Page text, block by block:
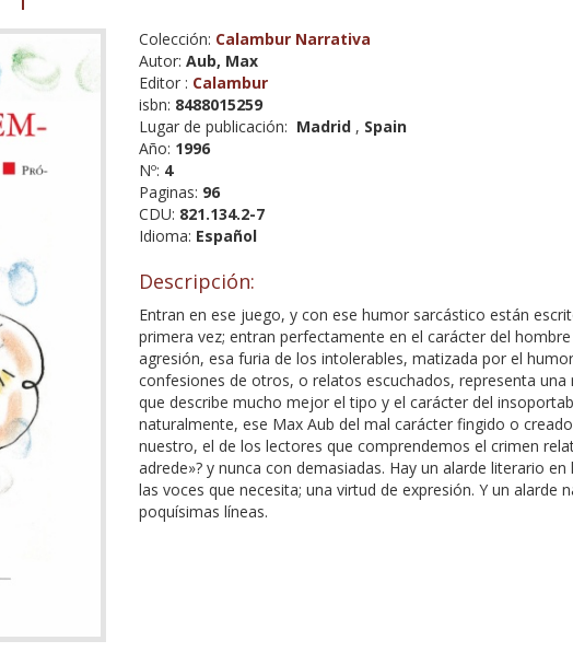
Colección: Calambur Narrativa
Autor: Aub, Max
Editor : Calambur
isbn: 8488015259
Lugar de publicación: Madrid, Spain
Año: 1996
Nº: 4
Paginas: 96
CDU: 821.134.2-7
Idioma: Español
Descripción:
Entran en ese juego, y con ese humor sarcástico están
primera vez; entran perfectamente en el carácter del
agresión, esa furia de los intolerables, matizada por el
confesiones de otros, o relatos escuchados, representa
que describe mucho mejor el tipo y el carácter del
naturalmente, ese Max Aub del mal carácter fingido o
nuestro, el de los lectores que comprendemos el crimen
adrede»? y nunca con demasiadas. Hay un alarde literario
las voces que necesita; una virtud de expresión. Y un
poquísimas líneas.